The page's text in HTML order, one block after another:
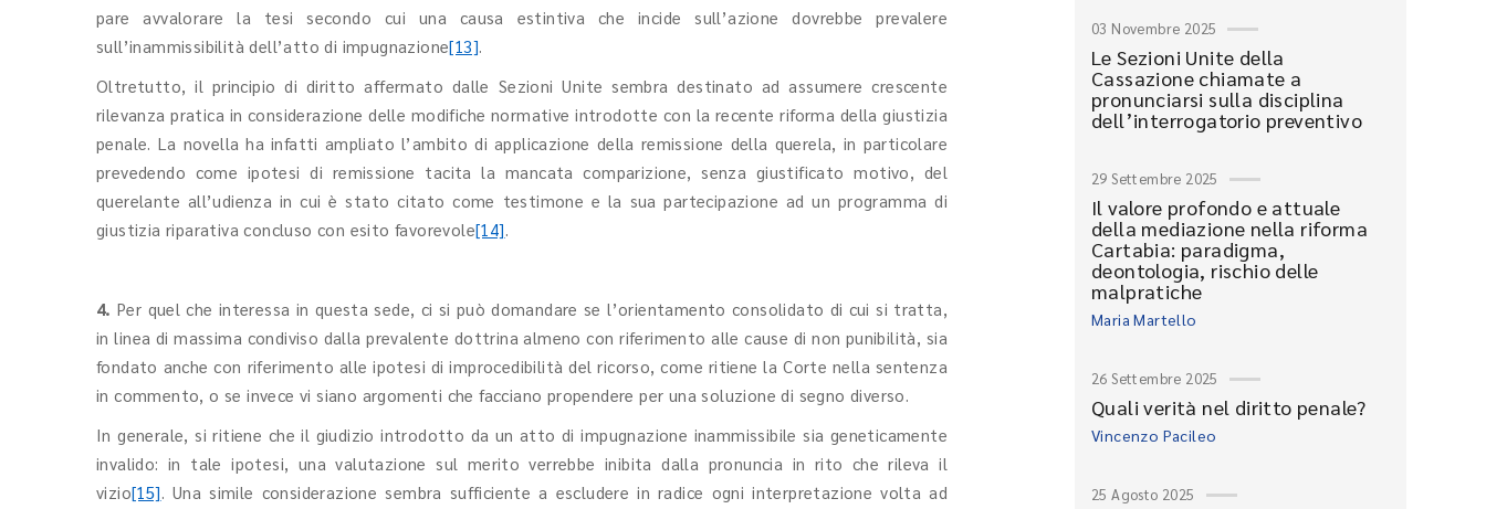
pare avvalorare la tesi secondo cui una causa estintiva che incide sull’azione dovrebbe prevalere
sull’inammissibilità dell’atto di impugnazione[13].
Oltretutto, il principio di diritto affermato dalle Sezioni Unite sembra destinato ad assumere crescente
rilevanza pratica in considerazione delle modifiche normative introdotte con la recente riforma della giustizia
penale. La novella ha infatti ampliato l’ambito di applicazione della remissione della querela, in particolare
prevedendo come ipotesi di remissione tacita la mancata comparizione, senza giustificato motivo, del
querelante all’udienza in cui è stato citato come testimone e la sua partecipazione ad un programma di
giustizia riparativa concluso con esito favorevole[14].
4.Per quel che interessa in questa sede, ci si può domandare se l’orientamento consolidato di cui si tratta,
in linea di massima condiviso dalla prevalente dottrina almeno con riferimento alle cause di non punibilità, sia
fondato anche con riferimento alle ipotesi di improcedibilità del ricorso, come ritiene la Corte nella sentenza
in commento, o se invece vi siano argomenti che facciano propendere per una soluzione di segno diverso.
In generale, si ritiene che il giudizio introdotto da un atto di impugnazione inammissibile sia geneticamente
invalido: in tale ipotesi, una valutazione sul merito verrebbe inibita dalla pronuncia in rito che rileva il
vizio[15]. Una simile considerazione sembra sufficiente a escludere in radice ogni interpretazione volta ad
03 Novembre 2025
Le Sezioni Unite della
Cassazione chiamate a
pronunciarsi sulla disciplina
dell’interrogatorio preventivo
29 Settembre 2025
Il valore profondo e attuale
della mediazione nella riforma
Cartabia: paradigma,
deontologia, rischio delle
malpratiche
Maria Martello
26 Settembre 2025
Quali verità nel diritto penale?
Vincenzo Pacileo
25 Agosto 2025